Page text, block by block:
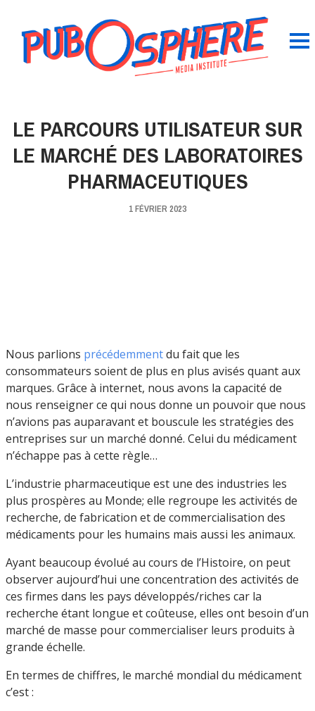
LE PARCOURS UTILISATEUR SUR
LE MARCHÉ DES LABORATOIRES
PHARMACEUTIQUES
1 FÉVRIER 2023
Nous parlions précédemmentdu fait que les
consommateurs soient de plus en plus avisés quant aux
marques. Grâce à internet, nous avons la capacité de
nous renseigner ce qui nous donne un pouvoir que nous
n’avions pas auparavant et bouscule les stratégies des
entreprises sur un marché donné. Celui du médicament
n’échappe pas à cette règle…
L’industrie pharmaceutique est une des industries les
plus prospères au Monde; elle regroupe les activités de
recherche, de fabrication et de commercialisation des
médicaments pour les humains mais aussi les animaux.
Ayant beaucoup évolué au cours de l’Histoire, on peut
observer aujourd’hui une concentration des activités de
ces firmes dans les pays développés/riches car la
recherche étant longue et coûteuse, elles ont besoin d’un
marché de masse pour commercialiser leurs produits à
grande échelle.
En termes de chiffres, le marché mondial du médicament
c’est :